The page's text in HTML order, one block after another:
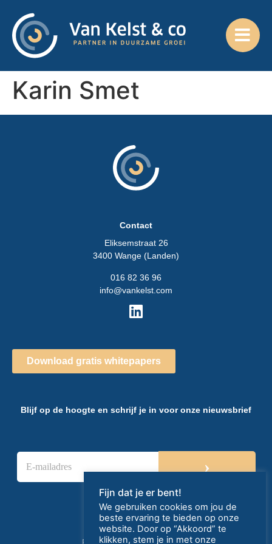
Karin Smet
Contact
Eliksemstraat 26
3400 Wange (Landen)
016 82 36 96
info@vankelst.com
Download gratis whitepapers
Blijf op de hoogte en schrijf je in voor onze nieuwsbrief
E
m
›
Fijn dat je er bent!
We gebruiken cookies om jou de
beste ervaring te bieden op onze
website. Door op “Akkoord” te
klikken, stem je in met onze